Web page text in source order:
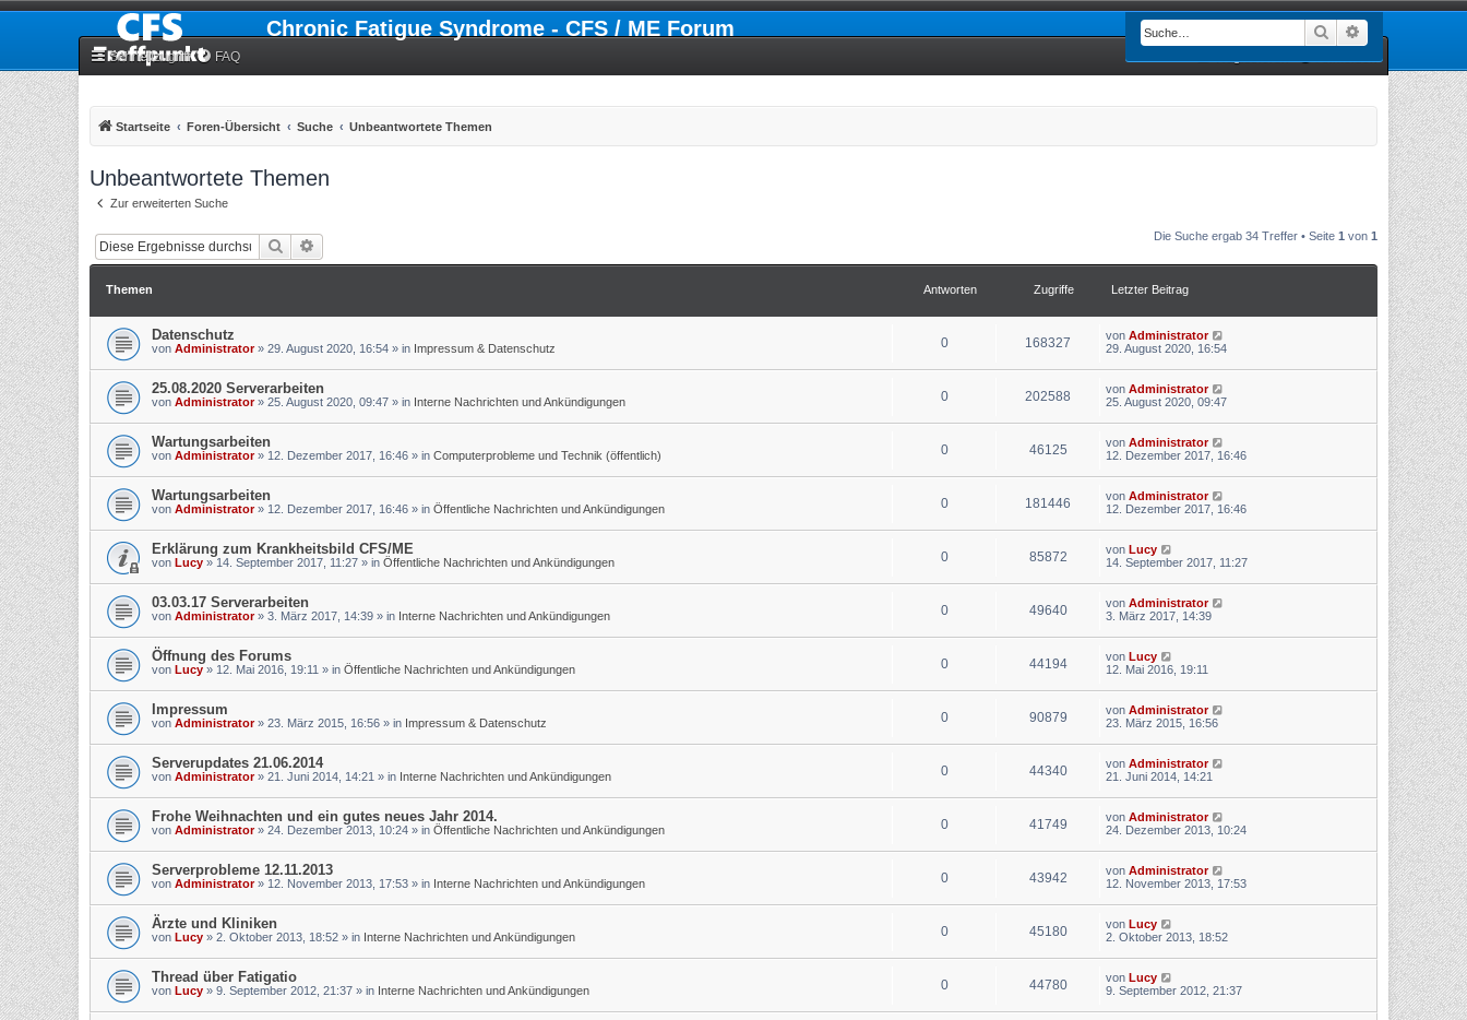
Chronic Fatigue Syndrome - CFS / ME Forum Suche
Schnellzugriff FAQ
Startseite Foren-Übersicht Suche Unbeantwortete Themen
Unbeantwortete Themen
Zur erweiterten Suche
Suche Die Suche ergab 34 Treffer • Seite 1 von 1
Themen Antworten Zugriffe Letzter Beitrag
Datenschutz
von Administrator» 29. August 2020, 16:54 » in Impressum & Datenschutz 0 168327 von Administrator
29. August 2020, 16:54
25.08.2020 Serverarbeiten
von Administrator» 25. August 2020, 09:47 » in Interne Nachrichten und Ankündigungen 0 202588 von Administrator
25. August 2020, 09:47
Wartungsarbeiten
von Administrator» 12. Dezember 2017, 16:46 » in Computerprobleme und Technik (öffentlich) 0 46125 von Administrator
12. Dezember 2017, 16:46
Wartungsarbeiten
von Administrator» 12. Dezember 2017, 16:46 » in Öffentliche Nachrichten und Ankündigungen 0 181446 von Administrator
12. Dezember 2017, 16:46
Erklärung zum Krankheitsbild CFS/ME
von Lucy » 14. September 2017, 11:27 » in Öffentliche Nachrichten und Ankündigungen 0 85872 von Lucy
14. September 2017, 11:27
03.03.17 Serverarbeiten
von Administrator» 3. März 2017, 14:39 » in Interne Nachrichten und Ankündigungen 0 49640 von Administrator
3. März 2017, 14:39
Öffnung des Forums
von Lucy » 12. Mai 2016, 19:11 » in Öffentliche Nachrichten und Ankündigungen 0 44194 von Lucy
12. Mai 2016, 19:11
Impressum
von Administrator» 23. März 2015, 16:56 » in Impressum & Datenschutz 0 90879 von Administrator
23. März 2015, 16:56
Serverupdates 21.06.2014
von Administrator» 21. Juni 2014, 14:21 » in Interne Nachrichten und Ankündigungen 0 44340 von Administrator
21. Juni 2014, 14:21
Frohe Weihnachten und ein gutes neues Jahr 2014.
von Administrator» 24. Dezember 2013, 10:24 » in Öffentliche Nachrichten und Ankündigungen 0 41749 von Administrator
24. Dezember 2013, 10:24
Serverprobleme 12.11.2013
von Administrator» 12. November 2013, 17:53 » in Interne Nachrichten und Ankündigungen 0 43942 von Administrator
12. November 2013, 17:53
Ärzte und Kliniken
von Lucy » 2. Oktober 2013, 18:52 » in Interne Nachrichten und Ankündigungen 0 45180 von Lucy
2. Oktober 2013, 18:52
Thread über Fatigatio
von Lucy » 9. September 2012, 21:37 » in Interne Nachrichten und Ankündigungen 0 44780 von Lucy
9. September 2012, 21:37